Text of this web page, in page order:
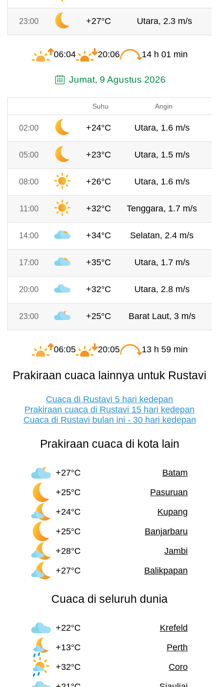
23:00 +27°C Utara, 2.3 m/s
06:04 20:06 14 h 01 min
Jumat, 9 Agustus 2026
Suhu Angin
02:00 +24°C Utara, 1.6 m/s
05:00 +23°C Utara, 1.5 m/s
08:00 +26°C Utara, 1.6 m/s
11:00 +32°C Tenggara, 1.7 m/s
14:00 +34°C Selatan, 2.4 m/s
17:00 +35°C Utara, 1.7 m/s
20:00 +32°C Utara, 2.8 m/s
23:00 +25°C Barat Laut, 3 m/s
06:05 20:05 13 h 59 min
Prakiraan cuaca lainnya untuk Rustavi
Cuaca di Rustavi 5 hari kedepan
Prakiraan cuaca di Rustavi 15 hari kedepan
Cuaca di Rustavi bulan ini - 30 hari kedepan
Prakiraan cuaca di kota lain
+27°C
Batam
+25°C
Pasuruan
+24°C
Kupang
+25°C
Banjarbaru
+28°C
Jambi
+27°C
Balikpapan
Cuaca di seluruh dunia
+22°C
Krefeld
+13°C
Perth
+32°C
Coro